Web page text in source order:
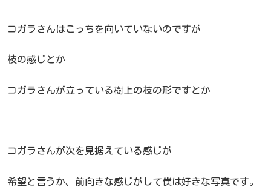
コガラさんはこっちを向いていないのですが
枝の感じとか
コガラさんが立っている樹上の枝の形ですとか
コガラさんが次を見据えている感じが
希望と言うか、前向きな感じがして僕は好きな写真です。